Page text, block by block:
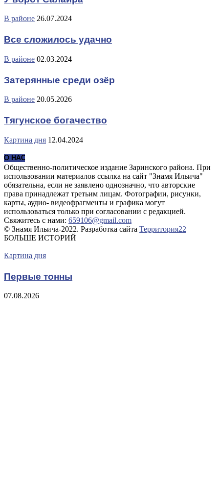
В районе 26.07.2024
Все сложилось удачно
В районе 02.03.2024
Затерянные среди озёр
В районе 20.05.2026
Тягунское богачество
Картина дня 12.04.2024
О НАС
Общественно-политическое издание Заринского района. При
использовании материалов ссылка на сайт "Знамя Ильича"
обязательна, если не заявлено однозначно, что авторские
права принадлежат третьим лицам. Фотографии, рисунки,
карты, аудио- видеофрагменты и графика могут
использоваться только при согласовании с редакцией.
Свяжитесь с нами: 659106@gmail.com
© Знамя Ильича-2022. Разработка сайта Территория22
БОЛЬШЕ ИСТОРИЙ
Картина дня
Первые тонны
07.08.2026